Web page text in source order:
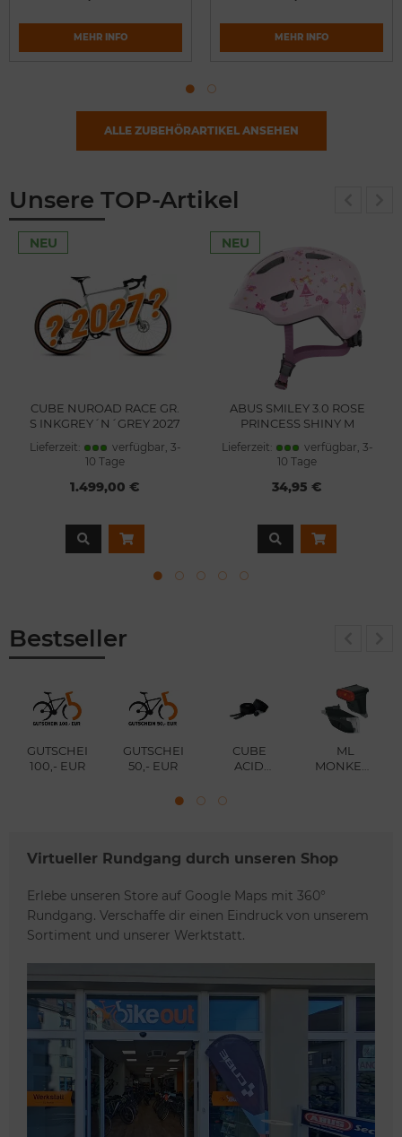
MEHR INFO MEHR INFO
ALLE ZUBEHÖRARTIKEL ANSEHEN
Unsere TOP-Artikel
NEU
CUBE NUROAD RACE GR.
S INKGREY´N´GREY 2027
Lieferzeit:
verfügbar, 3-
10 Tage
1.499,00 €
NEU
ABUS SMILEY 3.0 ROSE
PRINCESS SHINY M
Lieferzeit:
verfügbar, 3-
10 Tage
34,95 €
Bestseller
GUTSCHEIN
100,- EUR
GUTSCHEIN
50,- EUR
CUBE
ACID
ML
Virtueller Rundgang durch unseren Shop
Erlebe unseren Store auf Google Maps mit 360°
Rundgang. Verschaffe dir einen Eindruck von unserem
Sortiment und unserer Werktstatt.